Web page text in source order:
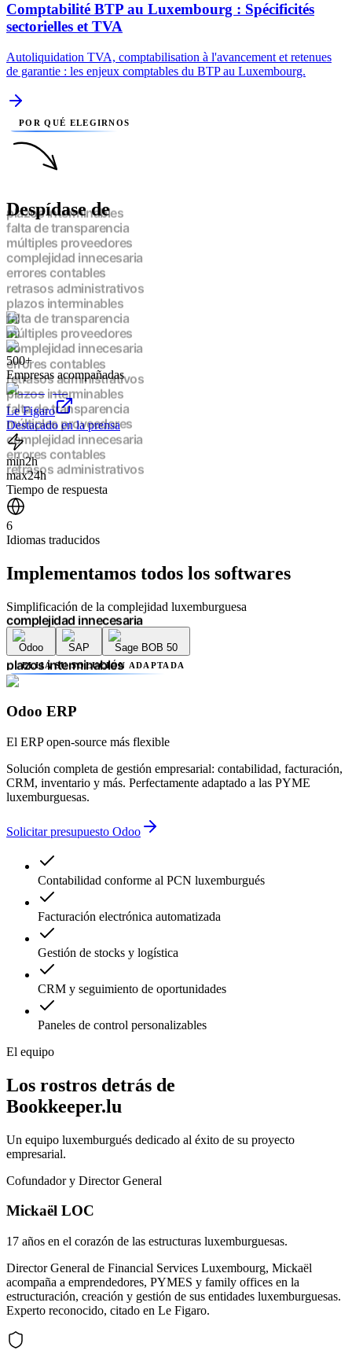
Comptabilité BTP au Luxembourg : Spécificités
sectorielles et TVA
Autoliquidation TVA, comptabilisation à l'avancement et retenues
de garantie : les enjeux comptables du BTP au Luxembourg.
POR QUÉ ELEGIRNOS
Despídase de
plazos interminables
falta de transparencia
múltiples proveedores
complejidad innecesaria
errores contables
retrasos administrativos
plazos interminables
falta de transparencia
múltiples proveedores
complejidad innecesaria
errores contables
retrasos administrativos
plazos interminables
falta de transparencia
múltiples proveedores
complejidad innecesaria
errores contables
retrasos administrativos
plazos interminables
falta de transparencia
múltiples proveedores
complejidad innecesaria
errores contables
plazos interminables
múltiples proveedores
complejidad innecesaria
errores contables
retrasos administrativos
plazos interminables
falta de transparencia
complejidad innecesaria
retrasos administrativos
500+
Empresas acompañadas
Le Figaro
Destacado en la prensa
min2h
max24h
Tiempo de respuesta
6
Idiomas traducidos
Implementamos todos los softwares
Simplificación de la complejidad luxemburguesa
Odoo SAP Sage BOB 50
ELIJA SU SOLUCIÓN ADAPTADA
Odoo ERP
El ERP open-source más flexible
Solución completa de gestión empresarial: contabilidad, facturación,
CRM, inventario y más. Perfectamente adaptado a las PYME
luxemburguesas.
Solicitar presupuesto Odoo
Contabilidad conforme al PCN luxemburgués
Facturación electrónica automatizada
Gestión de stocks y logística
CRM y seguimiento de oportunidades
Paneles de control personalizables
El equipo
Los rostros detrás de
Bookkeeper.lu
Un equipo luxemburgués dedicado al éxito de su proyecto
empresarial.
Cofundador y Director General
Mickaël LOC
17 años en el corazón de las estructuras luxemburguesas.
Director General de Financial Services Luxembourg, Mickaël
acompaña a emprendedores, PYMES y family offices en la
estructuración, creación y gestión de sus entidades luxemburguesas.
Experto reconocido, citado en Le Figaro.